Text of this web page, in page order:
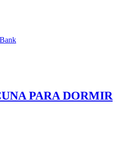
PARA DORMIR